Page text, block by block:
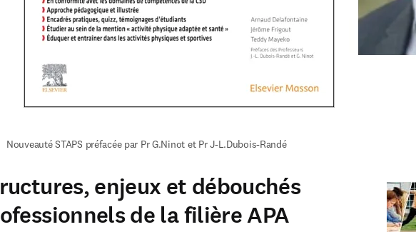
Nouveauté STAPS préfacée par Pr G.Ninot et Pr J-L.Dubois-Randé
enjeux et débouchés
de la filière APA